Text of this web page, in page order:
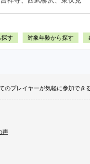
探す 対象年齢から探す
のプレイヤーが気軽に参加で
声